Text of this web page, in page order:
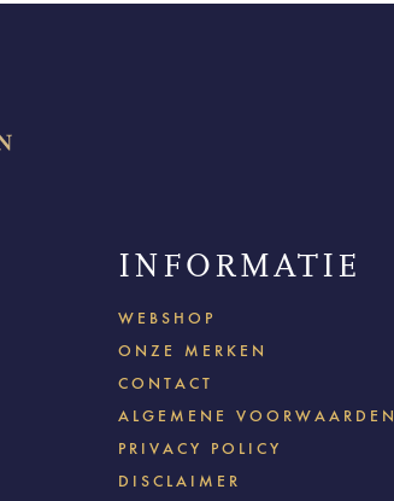
INFORMATIE
WEBSHOP
ONZE MERKEN
CONTACT
ALGEMENE VOORWAARDEN
PRIVACY POLICY
DISCLAIMER